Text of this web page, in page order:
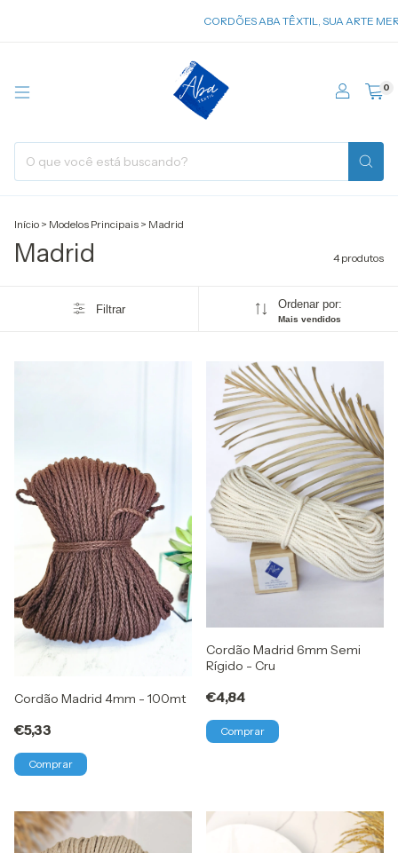
CORDÕES ABA TÊXTIL, SUA ARTE
0
Início > Modelos Principais > Madrid
Madrid 4 produtos
Filtrar Ordenar por:
Mais vendidos
Cordão Madrid 4mm - 100mt
€5,33
Comprar
Cordão Madrid 6mm Semi
Rígido - Cru
€4,84